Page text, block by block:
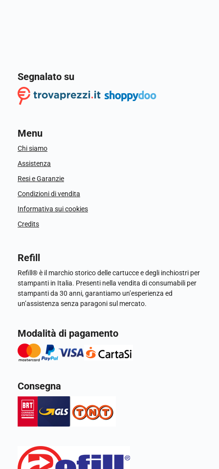
Segnalato su
Menu
Chi siamo
Assistenza
Resi e Garanzie
Condizioni di vendita
Informativa sui cookies
Credits
Refill
Refill® è il marchio storico delle cartucce e degli inchiostri per
stampanti in Italia. Presenti nella vendita di consumabili per
stampanti da 30 anni, garantiamo un’esperienza ed
un’assistenza senza paragoni sul mercato.
Modalità di pagamento
Consegna